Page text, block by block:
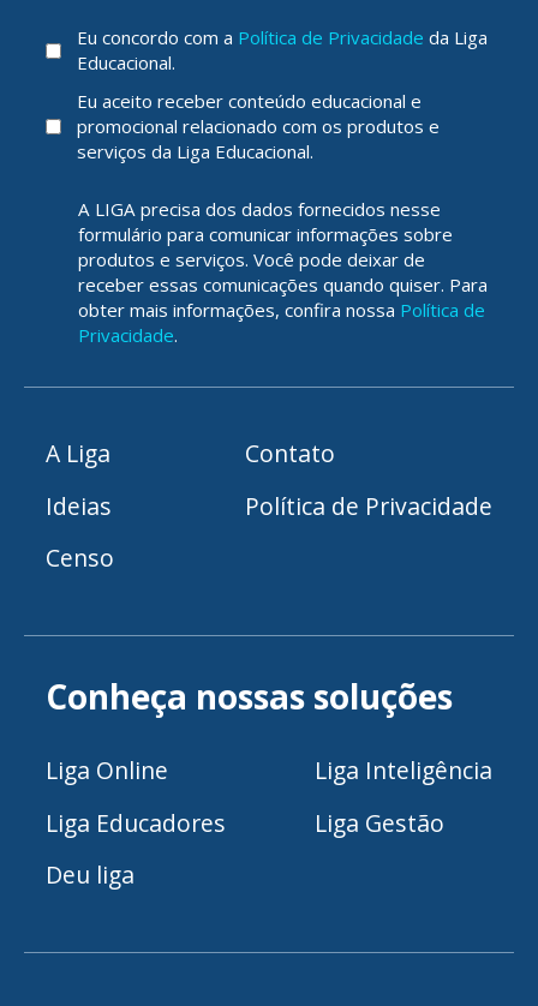
Eu concordo com a Política de Privacidade da Liga
Educacional.
Eu aceito receber conteúdo educacional e
promocional relacionado com os produtos e
serviços da Liga Educacional.
A LIGA precisa dos dados fornecidos nesse
formulário para comunicar informações sobre
produtos e serviços. Você pode deixar de
receber essas comunicações quando quiser. Para
obter mais informações, confira nossa Política de
Privacidade.
A Liga
Ideias
Censo
Contato
Política de Privacidade
Conheça nossas soluções
Liga Online
Liga Educadores
Deu liga
Liga Inteligência
Liga Gestão